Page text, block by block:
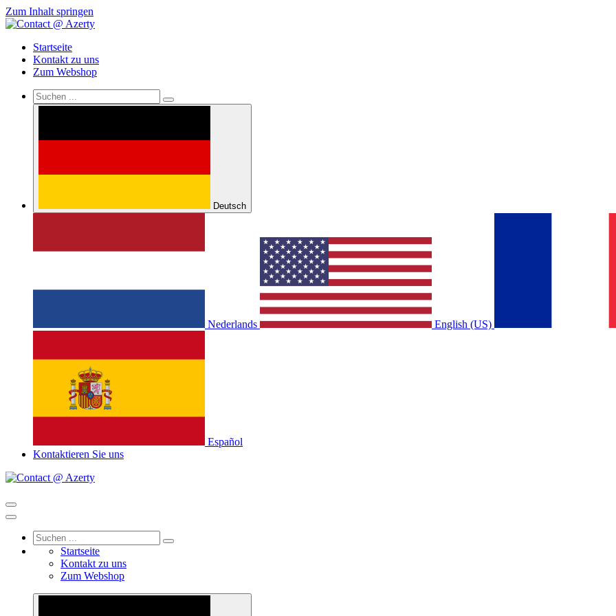
Zum Inhalt springen
Startseite
Kontakt zu uns
Zum Webshop
Deutsch
Nederlands English (US)
Español
Kontaktieren Sie uns
Startseite
Kontakt zu uns
Zum Webshop